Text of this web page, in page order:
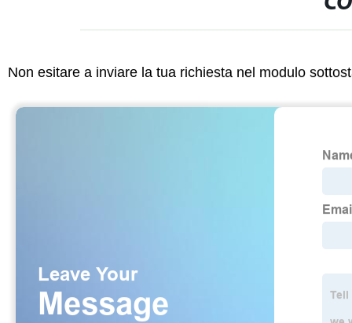
Non esitare a inviare la tua richiesta nel modulo